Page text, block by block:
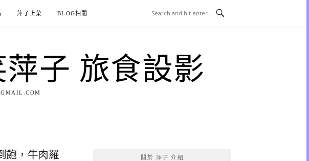
萍子上菜 BLOG相關
萍子 旅食設影
飽，牛肉羅
關於 萍子 介紹